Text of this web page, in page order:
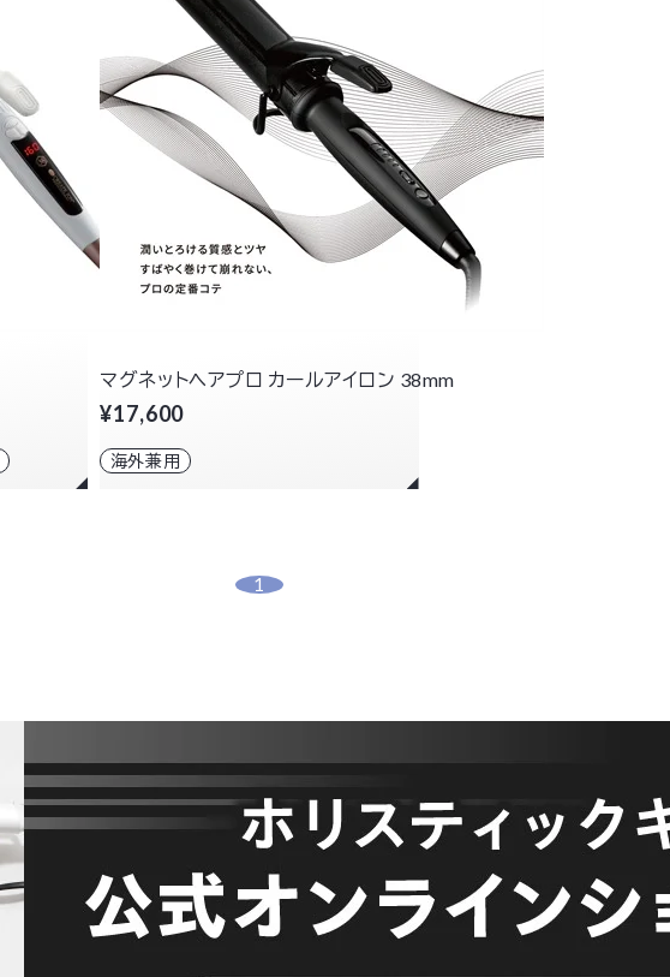
マグネットヘアプロ カールアイロン 38mm
¥17,600
海外兼用
1